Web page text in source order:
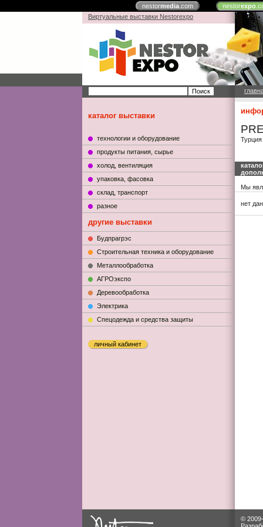
nestormedia.com nestorexpo
Виртуальные выставки Nestorexpo
каталог выставки
технологии и оборудование
продукты питания, сырье
холод, вентиляция
упаковка, фасовка
склад, транспорт
разное
другие выставки
Будпрагрэс
Строительная техника и оборудование
Металлообработка
АГРОэкспо
Деревообработка
Электрика
Cпецодежда и средства защиты
личный кабинет
Турция
Мы
нет
©